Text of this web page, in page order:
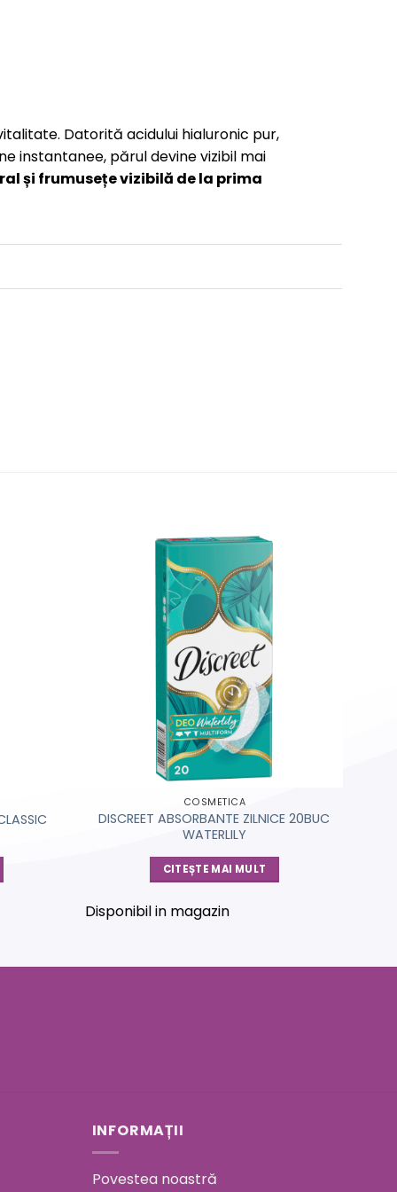
Datorită acidului hialuronic pur,
instantanee, părul devine vizibil mai
și frumusețe vizibilă de la prima
COSMETICA
DISCREET ABSORBANTE ZILNICE 20BUC
WATERLILY
CITEȘTE MAI MULT
Disponibil in magazin
INFORMAȚII
Povestea noastră